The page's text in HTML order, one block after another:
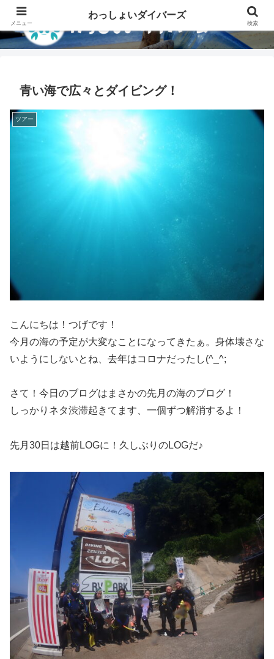
青い海で広々とダイビング！
ツアー
こんにちは！つげです！
今月の海の予定が大変なことになってきたぁ。身体壊さな
いようにしないとね、去年はコロナだったし(^_^;
さて！今日のブログはまさかの先月の海のブログ！
しっかりネタ渋滞起きてます、一個ずつ解消するよ！
先月30日は越前LOGに！久しぶりのLOGだ♪
メニュー
わっしょいダイバーズ
検索